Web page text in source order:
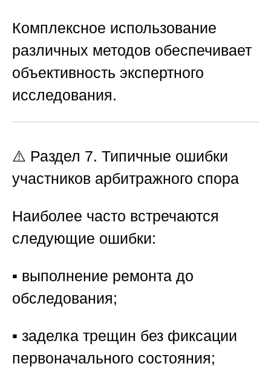
Комплексное использование
различных методов обеспечивает
объективность экспертного
исследования.
⚠️ Раздел 7. Типичные ошибки
участников арбитражного спора
Наиболее часто встречаются
следующие ошибки:
▪️ выполнение ремонта до
обследования;
▪️ заделка трещин без фиксации
первоначального состояния;